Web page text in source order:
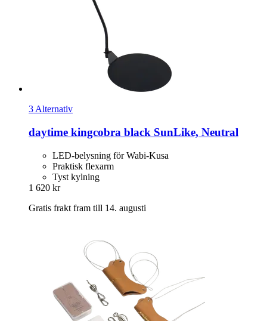
3 Alternativ
daytime kingcobra black SunLike, Neutral
LED-belysning för Wabi-Kusa
Praktisk flexarm
Tyst kylning
1 620 kr
Gratis frakt fram till 14. augusti